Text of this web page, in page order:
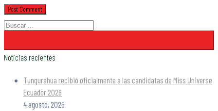
Noticias recientes
Tungurahua recibió oficialmente a las candidatas de Miss Universe
Ecuador 2026
4 agosto, 2026